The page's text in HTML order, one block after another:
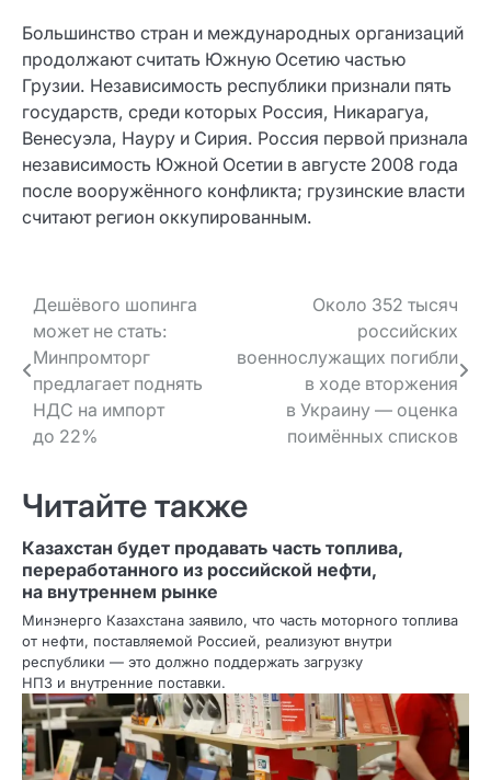
Большинство стран и международных организаций
продолжают считать Южную Осетию частью
Грузии. Независимость республики признали пять
государств, среди которых Россия, Никарагуа,
Венесуэла, Науру и Сирия. Россия первой признала
независимость Южной Осетии в августе 2008 года
после вооружённого конфликта; грузинские власти
считают регион оккупированным.
Навигация
по записям
Дешёвого шопинга
может не стать:
Минпромторг
предлагает поднять
НДС на импорт
до 22%
Около 352 тысяч
российских
военнослужащих погибли
в ходе вторжения
в Украину — оценка
поимённых списков
Читайте также
Казахстан будет продавать часть топлива,
переработанного из российской нефти,
на внутреннем рынке
Минэнерго Казахстана заявило, что часть моторного топлива
от нефти, поставляемой Россией, реализуют внутри
республики — это должно поддержать загрузку
НПЗ и внутренние поставки.